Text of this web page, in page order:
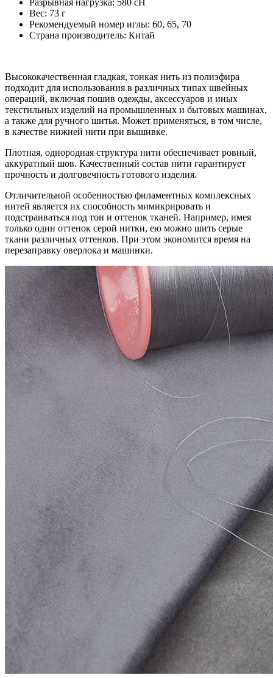
Разрывная нагрузка: 580 сН
Вес: 73 г
Рекомендуемый номер иглы: 60, 65, 70
Страна производитель: Китай
Высококачественная гладкая, тонкая нить из полиэфира
подходит для использования в различных типах швейных
операций, включая пошив одежды, аксессуаров и иных
текстильных изделий на промышленных и бытовых машинах,
а также для ручного шитья. Может применяться, в том числе,
в качестве нижней нити при вышивке.
Плотная, однородная структура нити обеспечивает ровный,
аккуратный шов. Качественный состав нити гарантирует
прочность и долговечность готового изделия.
Отличительной особенностью филаментных комплексных
нитей является их способность мимикрировать и
подстраиваться под тон и оттенок тканей. Например, имея
только один оттенок серой нитки, ею можно шить серые
ткани различных оттенков. При этом экономится время на
перезаправку оверлока и машинки.